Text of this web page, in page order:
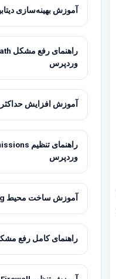
آموزش بهینه‌سازی
وردپرس
آموزش افزایش
وردپرس
آموزش ساخت محیط Staging کامل برای وردپرس
راهنمای کامل رفع مشکل ۵۰۰ و ۵۰۳ در